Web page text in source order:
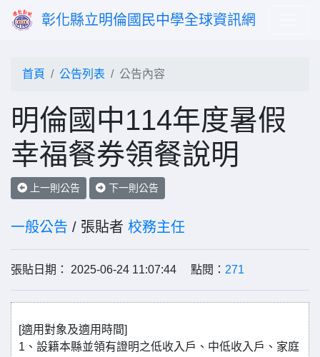
彰化縣立明倫國民中學全球資訊網
首頁 公告列表 公告內容
明倫國中114年度暑假
幸福餐券領餐說明
上一則公告 下一則公告
一般公告 / 張貼者 校務主任
張貼日期： 2025-06-24 11:07:44 點閱： 271
[適用對象及適用時間]
1、設籍本縣並領有證明之低收入戶、中低收入戶、家庭